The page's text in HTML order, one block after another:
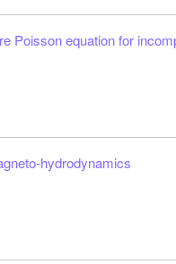
Poisson equation for
hydrodynamics